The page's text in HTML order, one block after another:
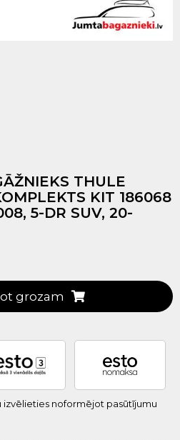
THULE
KIT 186068
5-DR SUV, 20-
grozam
izvēlieties noformējot pasūtījumu